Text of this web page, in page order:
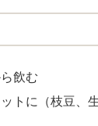
飲む
トに（枝豆、